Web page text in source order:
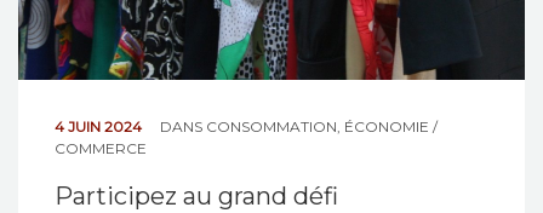
4 JUIN 2024 DANS CONSOMMATION, ÉCONOMIE /
COMMERCE
Participez au grand défi